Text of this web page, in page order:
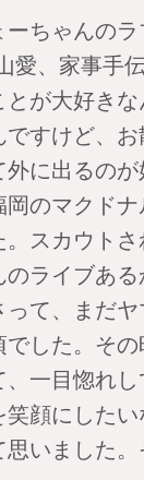
ちゃんのラ
愛、家事手
が大好き
すけど、
に出るのが
のマクド
スカウト
ライブあ
て、まだ
した。そ
、一目惚れ
顔にした
いました。